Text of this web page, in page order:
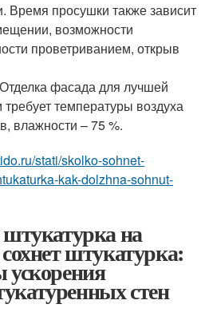
Время просушки также зависит
возможности
проветриванием, открыв
фасада для лучшей
температуры воздуха
влажности – 75 %.
stati/skolko-sohnet-
kak-dolzhna-sohnut-
на
штукатурка:
стен